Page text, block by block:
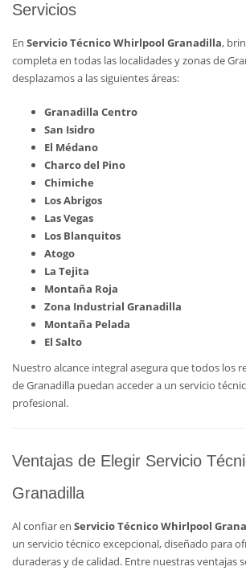
Servicios
En Servicio Técnico Whirlpool Granadilla,
completa en todas las localidades y zonas de
desplazamos a las siguientes áreas:
Granadilla Centro
San Isidro
El Médano
Charco del Pino
Chimiche
Los Abrigos
Las Vegas
Los Blanquitos
Atogo
La Tejita
Montaña Roja
Zona Industrial Granadilla
Montaña Pelada
El Salto
Nuestro alcance integral asegura que todos los
de Granadilla puedan acceder a un servicio
profesional.
Ventajas de Elegir Servicio
Granadilla
Al confiar en Servicio Técnico Whirlpool
un servicio técnico excepcional, diseñado para
duraderas y de calidad. Entre nuestras ventajas